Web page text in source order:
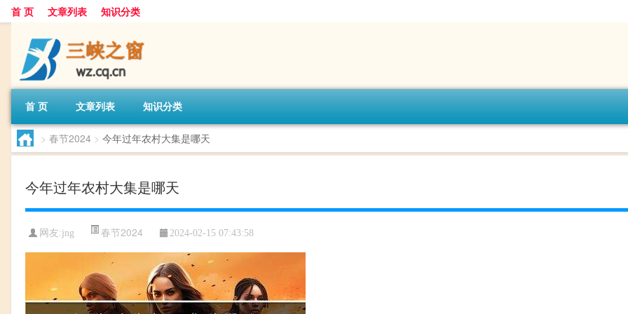
首 页 文章列表 知识分类
首 页 文章列表 知识分类
> 春节2024 > 今年过年农村大集是哪天
今年过年农村大集是哪天
网友:jng 春节2024 2024-02-15 07:43:58